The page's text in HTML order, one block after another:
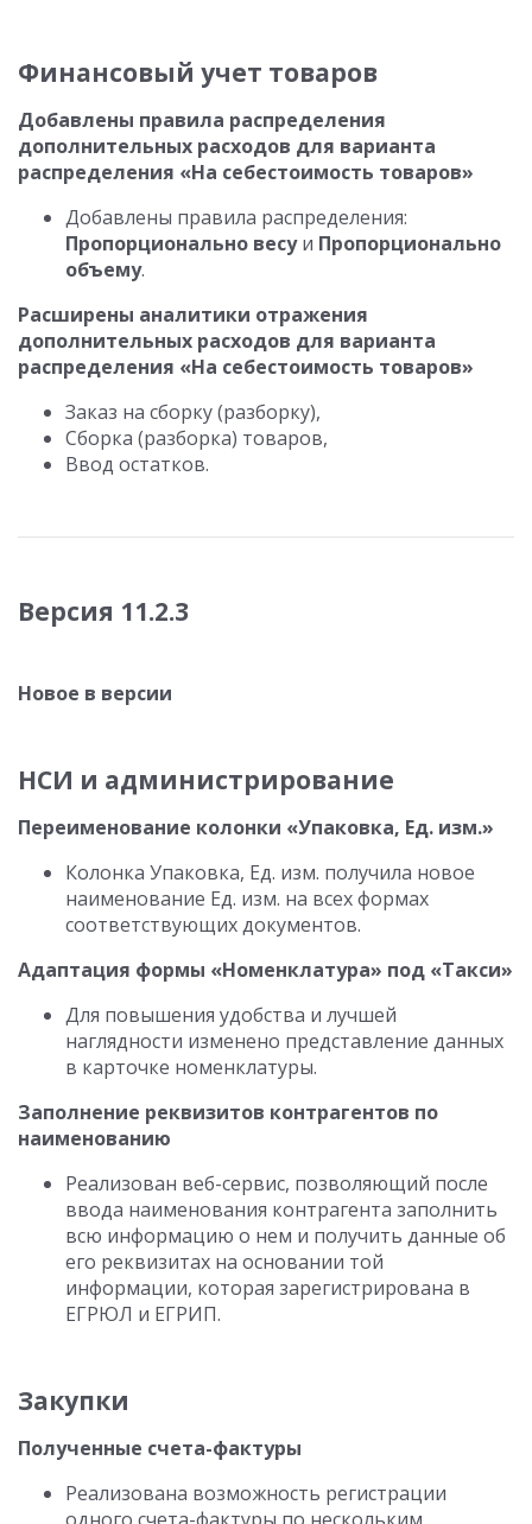
Финансовый учет товаров
Добавлены правила распределения
дополнительных расходов для варианта
распределения «На себестоимость товаров»
Добавлены правила распределения:
Пропорционально весуи Пропорционально
объему.
Расширены аналитики отражения
дополнительных расходов для варианта
распределения «На себестоимость товаров»
Заказ на сборку (разборку),
Сборка (разборка) товаров,
Ввод остатков.
Версия 11.2.3
Новое в версии
НСИ и администрирование
Переименование колонки «Упаковка, Ед. изм.»
Колонка Упаковка, Ед. изм. получила новое
наименование Ед. изм. на всех формах
соответствующих документов.
Адаптация формы «Номенклатура» под «Такси»
Для повышения удобства и лучшей
наглядности изменено представление данных
в карточке номенклатуры.
Заполнение реквизитов контрагентов по
наименованию
Реализован веб-сервис, позволяющий после
ввода наименования контрагента заполнить
всю информацию о нем и получить данные об
его реквизитах на основании той
информации, которая зарегистрирована в
ЕГРЮЛ и ЕГРИП.
Закупки
Полученные счета-фактуры
Реализована возможность регистрации